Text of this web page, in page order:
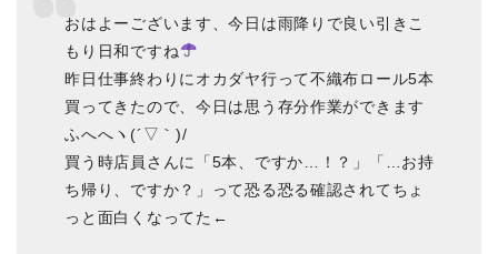
おはよーございます、今日は雨降りで良い引きこ
もり日和ですね
昨日仕事終わりにオカダヤ行って不織布ロール5本
買ってきたので、今日は思う存分作業ができます
ふへへヽ(´▽｀)/
買う時店員さんに「5本、ですか…！？」「…お持
ち帰り、ですか？」って恐る恐る確認されてちょ
っと面白くなってた←